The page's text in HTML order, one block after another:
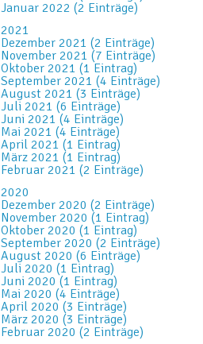
Januar 2022 (2 Einträge)
2021
Dezember 2021 (2 Einträge)
November 2021 (7 Einträge)
Oktober 2021 (1 Eintrag)
September 2021 (4 Einträge)
August 2021 (3 Einträge)
Juli 2021 (6 Einträge)
Juni 2021 (4 Einträge)
Mai 2021 (4 Einträge)
April 2021 (1 Eintrag)
März 2021 (1 Eintrag)
Februar 2021 (2 Einträge)
2020
Dezember 2020 (2 Einträge)
November 2020 (1 Eintrag)
Oktober 2020 (1 Eintrag)
September 2020 (2 Einträge)
August 2020 (6 Einträge)
Juli 2020 (1 Eintrag)
Juni 2020 (1 Eintrag)
Mai 2020 (4 Einträge)
April 2020 (3 Einträge)
März 2020 (3 Einträge)
Februar 2020 (2 Einträge)